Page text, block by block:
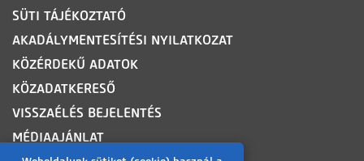
SÜTI TÁJÉKOZTATÓ
AKADÁLYMENTESÍTÉSI NYILATKOZAT
KÖZÉRDEKŰ ADATOK
KÖZADATKERESŐ
VISSZAÉLÉS BEJELENTÉS
MÉDIAAJÁNLAT